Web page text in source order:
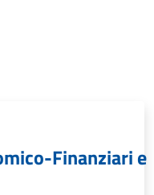
Finanziari e